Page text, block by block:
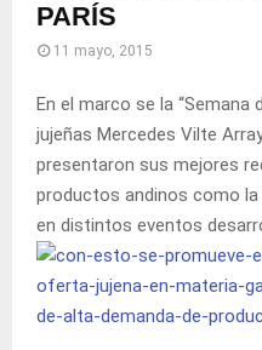
PARÍS
11 mayo, 2015
En el marco se la “Semana
jujeñas Mercedes Vilte
presentaron sus mejores
productos andinos como la
en distintos eventos